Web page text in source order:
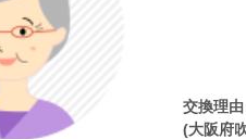
交換理
(大阪府